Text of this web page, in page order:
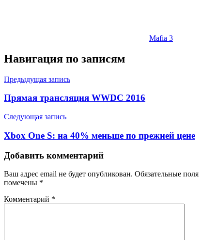
Mafia 3
Навигация по записям
Предыдущая запись
Прямая трансляция WWDC 2016
Следующая запись
Xbox One S: на 40% меньше по прежней цене
Добавить комментарий
Ваш адрес email не будет опубликован. Обязательные поля
помечены *
Комментарий *